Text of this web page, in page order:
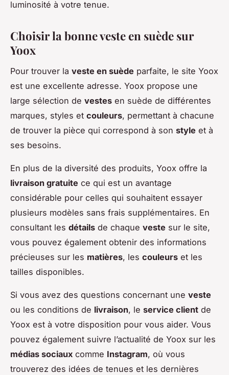
luminosité à votre tenue.
Choisir la bonne veste en suède sur
Yoox
Pour trouver la veste en suède parfaite, le site Yoox
est une excellente adresse. Yoox propose une
large sélection de vestes en suède de différentes
marques, styles et couleurs, permettant à chacune
de trouver la pièce qui correspond à son style et à
ses besoins.
En plus de la diversité des produits, Yoox offre la
livraison gratuite ce qui est un avantage
considérable pour celles qui souhaitent essayer
plusieurs modèles sans frais supplémentaires. En
consultant les détails de chaque veste sur le site,
vous pouvez également obtenir des informations
précieuses sur les matières, les couleurs et les
tailles disponibles.
Si vous avez des questions concernant une veste
ou les conditions de livraison, le service client de
Yoox est à votre disposition pour vous aider. Vous
pouvez également suivre l’actualité de Yoox sur les
médias sociaux comme Instagram, où vous
trouverez des idées de tenues et les dernières